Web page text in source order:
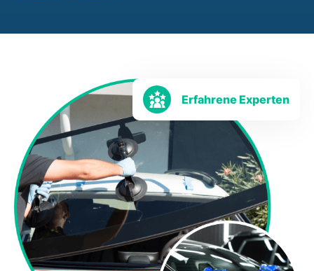
Erfahrene Experten